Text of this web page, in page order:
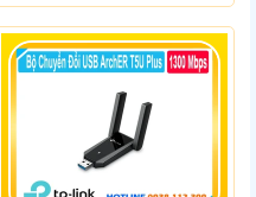
Fi 2.4 GHz lên đến 300 Mbps với
thiết kế với vỏ chống chịu thời tiết
chuẩn IP65, chống sét ±6kV và
chống tĩnh điện ±15kV